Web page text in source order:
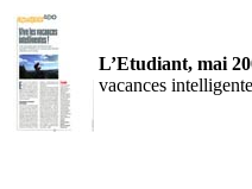
L’Etudiant, mai
vacances